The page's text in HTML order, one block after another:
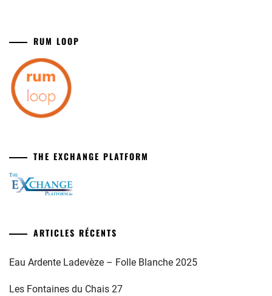
RUM LOOP
THE EXCHANGE PLATFORM
ARTICLES RÉCENTS
Eau Ardente Ladevèze – Folle Blanche 2025
Les Fontaines du Chais 27